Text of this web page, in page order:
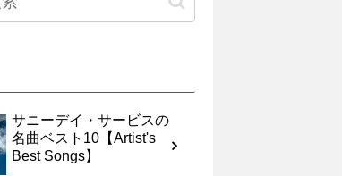
サニーデイ・サービスの
名曲ベスト10【Artist's
Best Songs】